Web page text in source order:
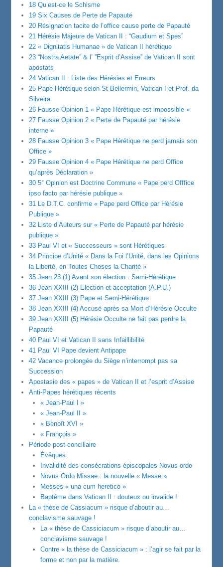
18 Qu’est-ce le Schisme
19 Six Causes de Perte de Papauté
20 Résignation tacite de l’office cause perte de Papauté
21 Hérésie Majeure de Vatican II : “Gaudium et Spes”
22 « Dignitatis Humanae » de Vatican II hérétique
23 “Nostra Aetate” & l’ ”Esprit d’Assise” de Vatican II sont
apostats
24 Vatican II : Liste des Hérésies et Erreurs
25 Pape Hérétique selon St Bellermin, Vatican I et Prof. da
Silveira
26 Fausse Opinion 1 « Pape Hérétique est impossible »
27 Fausse Opinion 2 « Perte de Papauté par hérésie
interne »
28 Fausse Opinion 3 « Pape Hérétique ne perd jamais son
Office »
29 Fausse Opinion 4 « Pape Hérétique ne perd Office
qu’après Déclaration »
30 5° Opinion est Doctrine Commune « Pape perd Offfice
ipso facto par hérésie publique »
31 Le D.T.C. confirme « Pape perd Office par Hérésie
Publique »
32 Liste d’Auteurs sur « Perte de Papauté par hérésie
publique »
33 Paul VI et « Successeurs » sont Hérétiques
34 Principe d’Unité « Dans la Foi l’Unité, dans les Opinions
la Liberté, en Toutes Choses la Charité »
35 Jean 23 (1) Avant son élection : Semi-Hérétique
36 Jean XXIII (2) Election et acceptation (A.P.U.)
37 Jean XXIII (3) Pape et Semi-Hérétique
38 Jean XXIII (4) Accusé après sa Mort d’Hérésie Occulte
39 Jean XXIII (5) Hérésie Occulte ne fait pas perdre la
Papauté
40 Paul VI et Vatican II sans Infaillibilité
41 Paul VI Pape devient Antipape
42 Vacance prolongée du Siège n’interrompt pas sa
Succession
Apostasie des « papes » de Vatican II et l’esprit d’Assise
Anti-Papes hérétiques récents
« Jean-Paul I »
« Jean-Paul II »
« Benoît XVI »
« François »
Période post-conciliaire
Évêques
Invalidité des consécrations épiscopales Novus ordo
Novus Ordo Missae : la nouvelle « Messe »
Messes « una cum heretico »
Baptême dans Vatican II : douteux ou invalide !
La « thèse de Cassiacum » risque d’aboutir au…
conclavisme sauvage !
La « thèse de Cassiciacum » risque d’aboutir au…
conclavisme sauvage !
Contre « la thèse de Cassiciacum » : l’agir se fait par la
forme et non par la matière.